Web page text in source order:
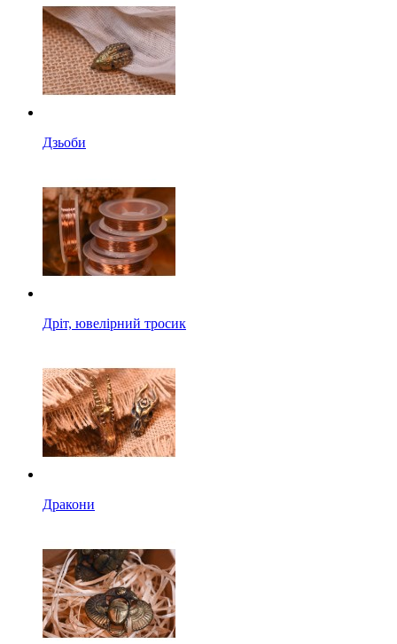
Дзьоби
Дріт, ювелірний тросик
Дракони